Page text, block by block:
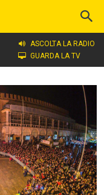
ASCOLTA LA RADIO
GUARDA LA TV